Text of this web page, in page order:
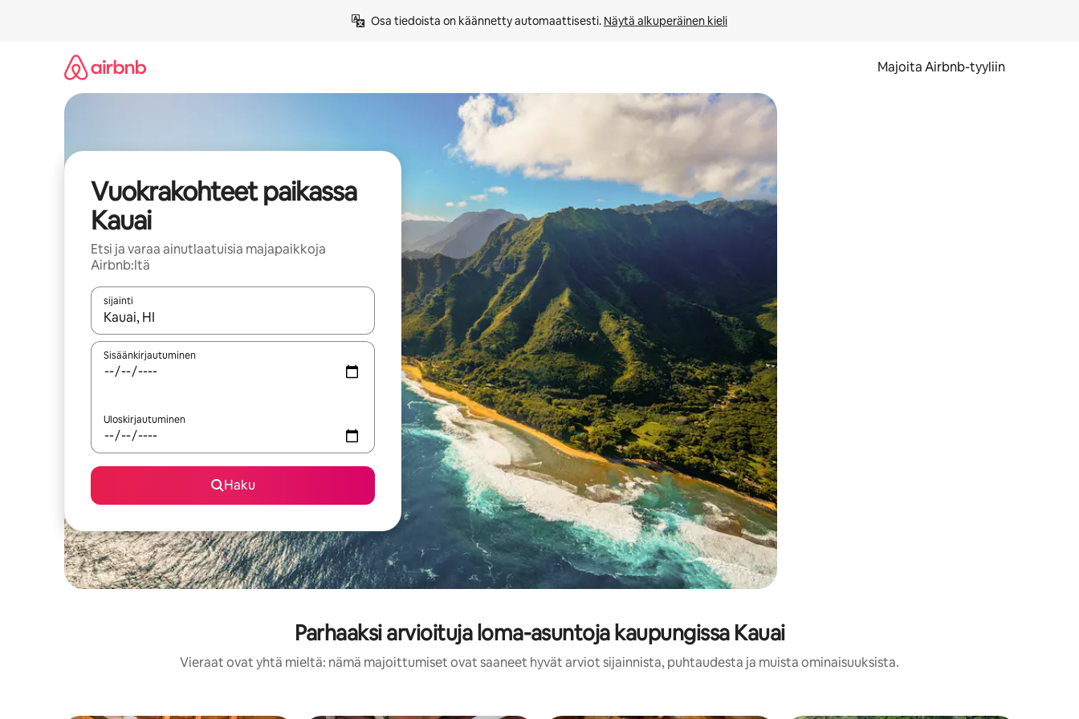
Osa tiedoista on käännetty automaattisesti. Näytä alkuperäinen kieli
Majoita Airbnb-tyyliin
Vuokrakohteet paikassa
Kauai
Etsi ja varaa ainutlaatuisia majapaikkoja
Airbnb:ltä
sijainti
Kun tulokset ovat saatavilla, navigoi ylös- ja alas-nuolinäppäimillä tai tutustu koskettamalla tai pyyhkäisemällä.
Sisäänkirjautuminen
Uloskirjautuminen
Haku
Parhaaksi arvioituja loma-asuntoja kaupungissa Kauai
Vieraat ovat yhtä mieltä: nämä majoittumiset ovat saaneet hyvät arviot sijainnista, puhtaudesta ja muista ominaisuuksista.